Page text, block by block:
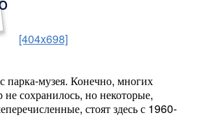
[404x698]
парка-музея. Конечно, многих
не сохранилось, но некоторые,
стоят здесь с 1960-